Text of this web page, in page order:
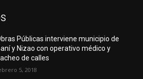
Públicas interviene municipio de
y Nizao con operativo médico y
de calles
5, 2018